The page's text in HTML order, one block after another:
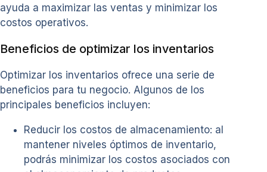
ayuda a maximizar las ventas y minimizar los
costos operativos.
Beneficios de optimizar los inventarios
Optimizar los inventarios ofrece una serie de
beneficios para tu negocio. Algunos de los
principales beneficios incluyen:
Reducir los costos de almacenamiento: al
mantener niveles óptimos de inventario,
podrás minimizar los costos asociados con